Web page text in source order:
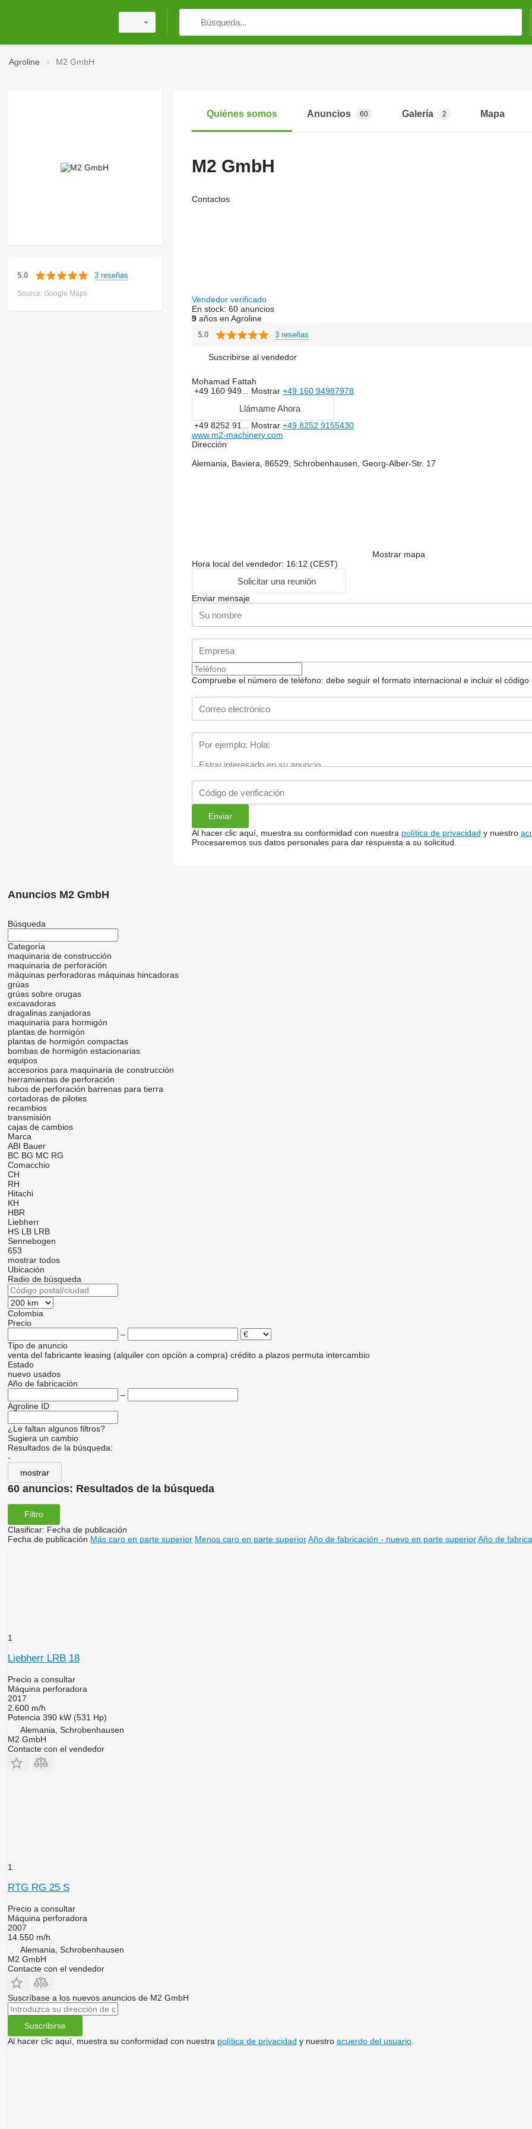
Agroline M2 GmbH
5.0 3 reseñas
Source: Google Maps
Quiénes somos Anuncios 60 Galería 2 Mapa
M2 GmbH
Contactos
Vendedor verificado
En stock: 60 anuncios
9años en Agroline
5.0 3 reseñas
Suscribirse al vendedor
Mohamad Fattah
+49 160 949... Mostrar +49 160 94987978
Llámame Ahora
+49 8252 91... Mostrar +49 8252 9155430
www.m2-machinery.com
Dirección
Alemania, Baviera, 86529, Schrobenhausen, Georg-Alber-Str. 17
Mostrar mapa
Hora local del vendedor: 16:12 (CEST)
Solicitar una reunión
Enviar mensaje
Compruebe el número de teléfono: debe seguir el formato internacional e incluir el código
Al hacer clic aquí, muestra su conformidad con nuestra política de privacidad y nuestro
Procesaremos sus datos personales para dar respuesta a su solicitud.
Anuncios M2 GmbH
Búsqueda
Categoría
maquinaria de construcción
maquinaria de perforación
máquinas perforadoras máquinas hincadoras
grúas
grúas sobre orugas
excavadoras
dragalinas zanjadoras
maquinaria para hormigón
plantas de hormigón
plantas de hormigón compactas
bombas de hormigón estacionarias
equipos
accesorios para maquinaria de construcción
herramientas de perforación
tubos de perforación barrenas para tierra
cortadoras de pilotes
recambios
transmisión
cajas de cambios
Marca
ABI Bauer
BC BG MC RG
Comacchio
CH
RH
Hitachi
KH
HBR
Liebherr
HS LB LRB
Sennebogen
653
mostrar todos
Ubicación
Radio de búsqueda
Colombia
Precio
–
Tipo de anuncio
venta del fabricante leasing (alquiler con opción a compra) crédito a plazos permuta intercambio
Estado
nuevo usados
Año de fabricación
–
Agroline ID
¿Le faltan algunos filtros?
Sugiera un cambio
Resultados de la búsqueda:
-
mostrar
60 anuncios: Resultados de la búsqueda
Filtro
Clasificar: Fecha de publicación
Fecha de publicación Más caro en parte superior Menos caro en parte superior Año de fabricación - nuevo en parte superior Año de
1
Liebherr LRB 18
Precio a consultar
Máquina perforadora
2017
2.600 m/h
Potencia 390 kW (531 Hp)
Alemania, Schrobenhausen
M2 GmbH
Contacte con el vendedor
1
RTG RG 25 S
Precio a consultar
Máquina perforadora
2007
14.550 m/h
Alemania, Schrobenhausen
M2 GmbH
Contacte con el vendedor
Suscríbase a los nuevos anuncios de M2 GmbH
Suscribirse
Al hacer clic aquí, muestra su conformidad con nuestra política de privacidad y nuestro acuerdo del usuario.